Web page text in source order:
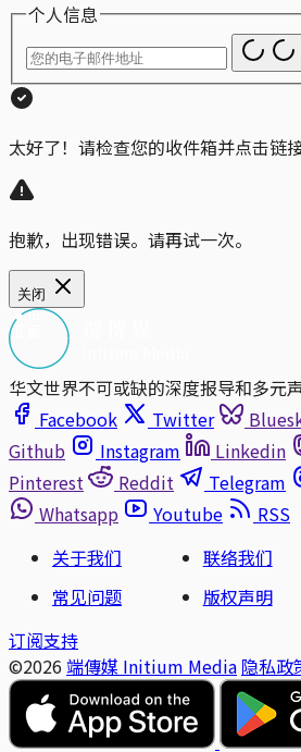
个人信息
太好了！请检查您的收件箱并点击链接
抱歉，出现错误。请再试一次。
关闭
华文世界不可或缺的深度报导和多元
Facebook
Twitter
Github
Instagram Linkedin
Pinterest
Reddit Telegram
Whatsapp
Youtube
RSS
关于我们
联络我们
常见问题
版权声明
订阅支持
©2026 端傳媒 Initium Media 隐私政